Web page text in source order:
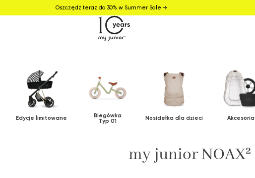
Oszczędź teraz do 30% w Summer Sale →
Edycje limitowane Biegówka
Typ 01 Nosidełka dla dzieci Akcesoria
my junior NOAX²